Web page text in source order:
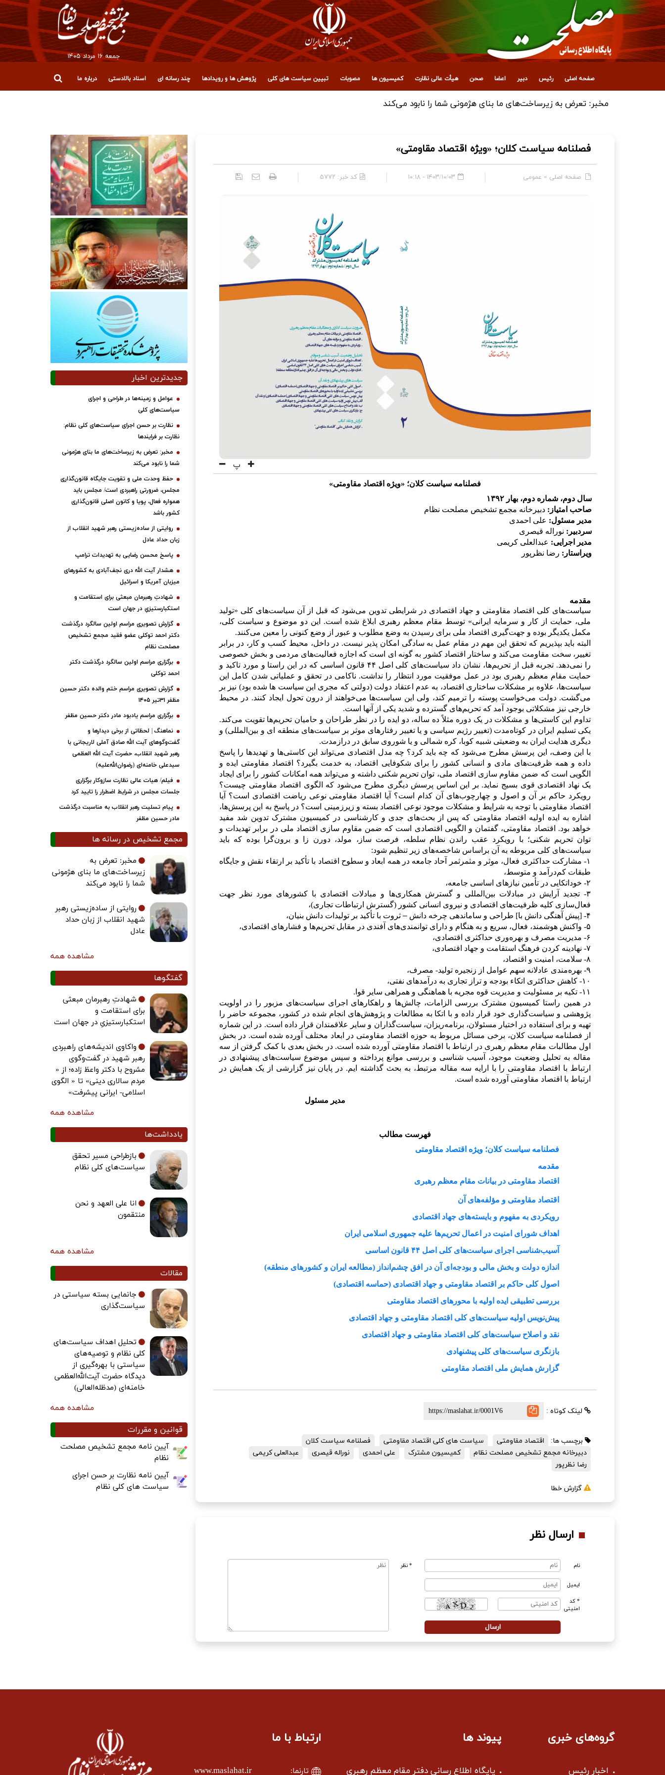
جمعه ۱۶ مرداد ۱۴۰۵
صفحه اصلی رئیس دبیر اعضا صحن هیأت عالی نظارت کمیسیون ها مصوبات تبیین سیاست های کلی پژوهش ها و رویدادها چند رسانه ای اسناد بالادستی درباره ما
انتصاب معاون جدید اداری، مالی و پشتیبانی مجمع تشخیص مصلحت نظام
فصلنامه سیاست کلان؛ «ویژه‌ اقتصاد مقاومتی»
صفحه اصلی » عمومی ۱۴۰۳/۱۰/۰۳ - ۱۰:۱۸ کد خبر: ۵۷۷۲
پ
فصلنامه سیاست کلان؛ «ویژه‌ اقتصاد مقاومتی»
سال دوم، شماره دوم، بهار ۱۳۹۲
صاحب امتیاز: دبیرخانه مجمع تشخیص مصلحت نظام
مدیر مسئول: علی احمدی
سردبیر: نوراله قیصری
مدیر اجرایی: عبدالعلی کریمی
ویراستار: رضا نظرپور
مقدمه
سیاست‌های کلی اقتصاد مقاومتی و جهاد اقتصادی در شرایطی تدوین می‌شود که قبل از آن سیاست‌های کلی «تولید
ملی، حمایت از کار و سرمایه ایرانی» توسط مقام معظم رهبری ابلاغ شده است. این دو موضوع و سیاست کلی،
مکمل یکدیگر بوده و جهت‌گیری اقتصاد ملی برای رسیدن به وضع مطلوب و عبور از وضع کنونی را معین می‌کنند.
البته باید بپذیریم که تحقق این مهم در مقام عمل به سادگی امکان پذیر نیست. در داخل، محیط کسب و کار، در برابر
تغییر، سخت مقاومت می‌کند و ساختار اقتصاد کشور به گونه ای است که اجازه فعالیت‌های مردمی و بخش خصوصی
را نمی‌دهد. تجربه قبل از تحریم‌ها، نشان داد سیاست‌های کلی اصل ۴۴ قانون اساسی که در این راستا و مورد تاکید و
حمایت مقام معظم رهبری بود در عمل موفقیت مورد انتظار را نداشت. ناکامی در تحقق و عملیاتی شدن کامل این
سیاست‌ها، علاوه بر مشکلات ساختاری اقتصاد، به عدم اعتقاد دولت (دولتی که مجری این سیاست ها شده بود) نیز بر
می‌گشت. دولت می‌خواست پوسته را ترمیم کند، ولی این سیاست‌ها می‌خواهند از درون تحول ایجاد کنند. در محیط
خارجی نیز مشکلاتی بوجود آمد که تحریم‌های گسترده و شدید یکی از آنها است.
تداوم این کاستی‌ها و مشکلات در یک دوره مثلاً ده ساله، دو ایده را در نظر طراحان و حامیان تحریم‌ها تقویت می‌کند.
یکی تسلیم ایران در کوتاه‌مدت (تغییر رژیم سیاسی و یا تغییر رفتارهای موثر بر سیاست‌های منطقه ای و بین‌المللی) و
دیگری هدایت ایران به وضعیتی شبیه کوبا، کره شمالی و یا شوروی سابق در درازمدت.
با این وصف، این پرسش مطرح می‌شود که چه باید کرد؟ چه مدل اقتصادی می‌تواند این کاستی‌ها و تهدیدها را پاسخ
داده و همه ظرفیت‌های مادی و انسانی کشور را برای شکوفایی اقتصاد، به خدمت بگیرد؟ اقتصاد مقاومتی ایده و
الگویی است که ضمن مقاوم سازی اقتصاد ملی، توان تحریم شکنی داشته و می‌تواند همه امکانات کشور را برای ایجاد
یک نهاد اقتصادی قوی بسیج نماید. بر این اساس پرسش دیگری مطرح می‌شود که الگوی اقتصاد مقاومتی چیست؟
رویکرد حاکم بر آن و اصول و چهارچوب‌های آن کدام است؟ آیا اقتصاد مقاومتی نوعی ریاضت اقتصادی است؟ آیا
اقتصاد مقاومتی با توجه به شرایط و مشکلات موجود نوعی اقتصاد بسته و زیرزمینی است؟ در پاسخ به این پرسش‌ها،
اشاره به ایده اولیه اقتصاد مقاومتی که پس از بحث‌های جدی و کارشناسی در کمیسیون مشترک تدوین شد مفید
خواهد بود. اقتصاد مقاومتی، گفتمان و الگویی اقتصادی است که ضمن مقاوم سازی اقتصاد ملی در برابر تهدیدات و
توان تحریم شکنی؛ با رویکرد عقب راندن نظام سلطه، فرصت ساز، مولد، دورن زا و برون‌گرا بوده که باید
سیاست‌های کلی مربوطه به آن براساس شاخصه‌های زیر تنظیم شود:
۱- مشارکت حداکثری فعال، موثر و مثمرثمر آحاد جامعه در همه ابعاد و سطوح اقتصاد با تأکید بر ارتقاء نقش و جایگاه
طبقات کم‌درآمد و متوسط،
۲- خوداتکایی در تأمین نیازهای اساسی جامعه،
۳- تجدید آرایش در مبادلات بین‌المللی و گسترش همکاری‌ها و مبادلات اقتصادی با کشورهای مورد نظر جهت
فعال‌سازی کلیه ظرفیت‌های اقتصادی و نیروی انسانی کشور (گسترش ارتباطات تجاری)،
۴- [پیش آهنگی دانش با] طراحی و ساماندهی چرخه دانش
–ثروت با تأکید بر تولیدات دانش بنیان،
۵- واکنش هوشمند، فعال، سریع و به هنگام و دارای توانمندی‌های آفندی در مقابل تحریم‌ها و فشارهای اقتصادی،
۶- مدیریت مصرف و بهره‌وری حداکثری اقتصادی،
۷- نهادینه کردن فرهنگ استقامت و جهاد اقتصادی،
۸- سلامت، امنیت و اقتصاد،
۹- بهره‌مندی عادلانه سهم عوامل از زنجیره تولید- مصرف،
۱۰- کاهش حداکثری اتکاء بودجه و تراز تجاری به درآمدهای نفتی،
۱۱- تکیه بر مسئولیت و مدیریت قوه مجریه با هماهنگی و همراهی سایر قوا.
در همین راستا کمیسیون مشترک بررسی الزامات، چالش‌ها و راهکارهای اجرای سیاست‌های مزبور را در اولویت
پژوهشی و سیاست‌گذاری خود قرار داده و با اتکا به مطالعات و پژوهش‌های انجام شده در کشور، مجموعه حاضر را
تهیه و برای استفاده در اختیار مسئولان، برنامه‌ریزان، سیاست‌گذاران و سایر علاقمندان قرار داده است. در این شماره
از فصلنامه سیاست کلان، برخی مسائل مربوط به حوزه اقتصاد مقاومتی در ابعاد مختلف آورده شده است. در بخش
اول مطالبات مقام معظم رهبری در ارتباط با اقتصاد مقاومتی آورده شده است. در بخش بعدی با کمک گرفتن از سه
مقاله به تحلیل وضعیت موجود، آسیب شناسی و بررسی موانع پرداخته و سپس موضوع سیاست‌های پیشنهادی در
ارتباط با اقتصاد مقاومتی را با ارایه سه مقاله مرتبط، به بحث گذاشته ایم. در پایان نیز گزارشی از یک همایش در
ارتباط با اقتصاد مقاومتی آورده شده است.
مدیر مسئول
فهرست مطالب
فصلنامه سیاست کلان؛ ویژه اقتصاد مقاومتی
مقدمه
اقتصاد مقاومتی در بیانات مقام معظم رهبری
اقتصاد مقاومتی و مؤلفه‌های آن
رویکردی به مفهوم و بایسته‌های جهاد اقتصادی
اهداف شورای امنیت در اعمال تحریم‌ها علیه جمهوری اسلامی ایران
آسیب‌شناسی اجرای سیاست‌های کلی اصل ۴۴ قانون اساسی
اندازه دولت و بخش مالی و بودجه‌ای آن در افق چشم‌انداز (مطالعه ایران و کشورهای منطقه)
اصول کلی حاکم بر اقتصاد مقاومتی و جهاد اقتصادی (حماسه اقتصادی)
بررسی تطبیقی ایده اولیه با محورهای اقتصاد مقاومتی
پیش‌نویس اولیه سیاست‌های کلی اقتصاد مقاومتی و جهاد اقتصادی
نقد و اصلاح سیاست‌های کلی اقتصاد مقاومتی و جهاد اقتصادی
بازنگری سیاست‌های کلی پیشنهادی
گزارش همایش ملی اقتصاد مقاومتی
لینک کوتاه :
برچسب ها: اقتصاد مقاومتی سیاست های کلی اقتصاد مقاومتی
فصلنامه سیاست کلان
دبیرخانه مجمع تشخیص مصلحت نظام
کمیسیون مشترک علی احمدی نوراله قیصری
عبدالعلی کریمی
رضا نظرپور
گزارش خطا
ارسال نظر
نام
ایمیل
* کد
امنیتی
* نظر
جدیدترین اخبار
عوامل و زمینه‌ها در طراحی و اجرای
سیاست‌های کلی
نظارت بر حسن اجرای سیاست‌های کلی نظام:
نظارت بر فرایندها
مخبر: تعرض به زیرساخت‌های ما بنای هژمونی
شما را نابود می‌کند
حفظ وحدت ملی و تقویت جایگاه قانون‌گذاری
مجلس، ضرورتی راهبردی است/ مجلس باید
همواره فعال، پویا و کانون اصلی قانون‌گذاری
کشور باشد
روایتی از ساده‌زیستی رهبر شهید انقلاب از
زبان حداد عادل
پاسخ محسن رضایی به تهدیدات ترامپ
هشدار آیت الله دری نجف‌آبادی به کشورهای
میزبان آمریکا و اسرائیل
شهادتِ رهبرمان مبعثی برای استقامت و
استکبارستیزیِ در جهان است
گزارش تصویری مراسم اولین سالگرد درگذشت
دکتر احمد توکلی عضو فقید مجمع تشخیص
مصلحت نظام
برگزاری مراسم اولین سالگرد درگذشت دکتر
احمد توکلی
گزارش تصویری مراسم ختم والده دکتر حسین
مظفر ۳۱تیر ۱۴۰۵
برگزاری مراسم یادبود مادر دکتر حسین مظفر
نماهنگ | لحظاتی از برخی دیدارها و
گفت‌وگوهای آیت ‌الله صادق آملی لاریجانی با
رهبر شهید انقلاب، حضرت آیت‌ الله العظمی
سیدعلی خامنه‌ای (رضوان‌الله‌علیه)
فیلم/ هیات عالی نظارت سازوکار برگزاری
جلسات مجلس در شرایط اضطرار را تایید کرد
پیام تسلیت رهبر انقلاب به مناسبت درگذشت
مادر حسین مظفر
مجمع تشخیص در رسانه ها
مخبر: تعرض به
زیرساخت‌های ما بنای هژمونی
شما را نابود می‌کند
روایتی از ساده‌زیستی رهبر
شهید انقلاب از زبان حداد
عادل
مشاهده همه
گفتگوها
شهادتِ رهبرمان مبعثی
برای استقامت و
استکبارستیزیِ در جهان است
واکاوی اندیشه‌های راهبردی
رهبر شهید در گفت‌وگوی
مشروح با دکتر واعظ زاده؛ از «
مردم سالاری دینی» تا « الگوی
اسلامی- ایرانی پیشرفت»
مشاهده همه
یادداشت‌ها
بازطراحی مسیر تحقق
سیاست‌های کلی نظام
انا علی العهد و نحن
منتقمون
مشاهده همه
مقالات
جانمایی بسته سیاستی در
سیاست‌گذاری
تحلیل اهداف سیاست‌های
کلی نظام و توصیه‌های
سیاستی با بهره‌گیری از
دیدگاه حضرت آیت‌الله‌العظمی
خامنه‌ای (مدظله‌العالی)
مشاهده همه
قوانین و مقررات
آیین نامه مجمع تشخیص مصلحت
نظام
آیین نامه نظارت بر حسن اجرای
سیاست های کلی نظام
گروه‌های خبری
اخبار رئیس
پیوند ها
پایگاه اطلاع رسانی دفتر مقام معظم رهبری
ارتباط با ما
تارنما: www.maslahat.ir